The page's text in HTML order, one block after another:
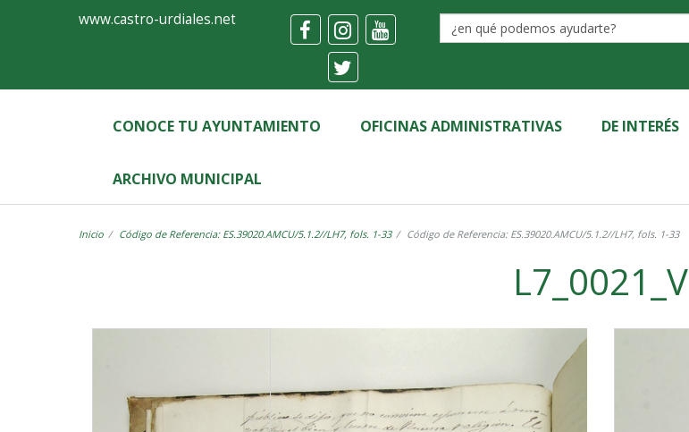
Ayuntamiento
Castro-
Urdiales
www.castro-urdiales.net
CONOCE TU AYUNTAMIENTO OFICINAS ADMINISTRATIVAS DE INTERÉS
ARCHIVO MUNICIPAL
Inicio Código de Referencia: ES.39020.AMCU/5.1.2//LH7, fols. 1-33 Código de Referencia: ES.39020.AMCU/5.1.2//LH7, fols. 1-33
L7_0021_V